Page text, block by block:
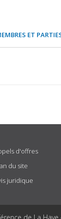
ET
d'offres
du site
juridique